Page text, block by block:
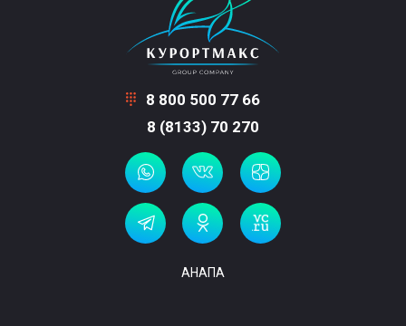
8 800 500 77 66
8 (8133) 70 270
АНАПА